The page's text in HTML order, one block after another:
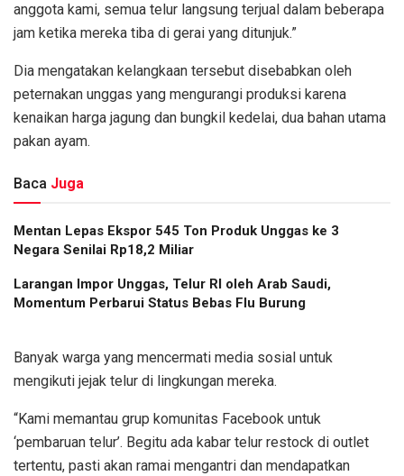
anggota kami, semua telur langsung terjual dalam beberapa
jam ketika mereka tiba di gerai yang ditunjuk.”
Dia mengatakan kelangkaan tersebut disebabkan oleh
peternakan unggas yang mengurangi produksi karena
kenaikan harga jagung dan bungkil kedelai, dua bahan utama
pakan ayam.
Baca Juga
Mentan Lepas Ekspor 545 Ton Produk Unggas ke 3
Negara Senilai Rp18,2 Miliar
Larangan Impor Unggas, Telur RI oleh Arab Saudi,
Momentum Perbarui Status Bebas Flu Burung
Banyak warga yang mencermati media sosial untuk
mengikuti jejak telur di lingkungan mereka.
“Kami memantau grup komunitas Facebook untuk
‘pembaruan telur’. Begitu ada kabar telur restock di outlet
tertentu, pasti akan ramai mengantri dan mendapatkan